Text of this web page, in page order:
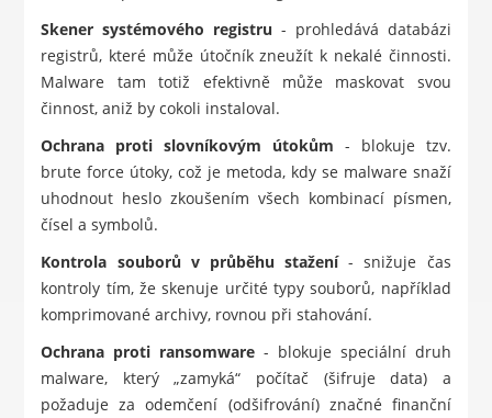
Skener systémového registru - prohledává databázi
registrů, které může útočník zneužít k nekalé činnosti.
Malware tam totiž efektivně může maskovat svou
činnost, aniž by cokoli instaloval.
Ochrana proti slovníkovým útokům - blokuje tzv.
brute force útoky, což je metoda, kdy se malware snaží
uhodnout heslo zkoušením všech kombinací písmen,
čísel a symbolů.
Kontrola souborů v průběhu stažení- snižuje čas
kontroly tím, že skenuje určité typy souborů, například
komprimované archivy, rovnou při stahování.
Ochrana proti ransomware - blokuje speciální druh
malware, který „zamyká“ počítač (šifruje data) a
požaduje za odemčení (odšifrování) značné finanční